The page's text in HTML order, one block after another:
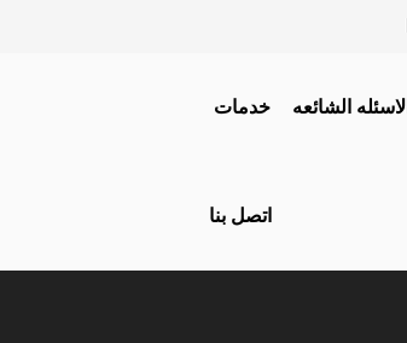
الاسئله الشائعه خدمات
اتصل بنا